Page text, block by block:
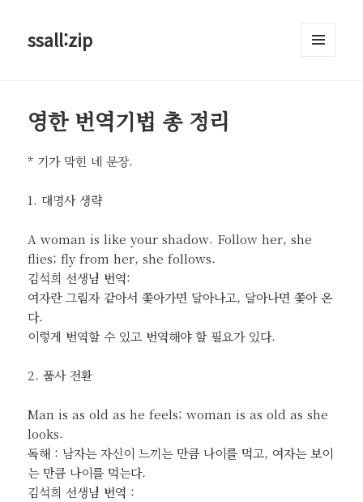
ssall:zip
영한 번역기법 총 정리
* 기가 막힌 네 문장.
1. 대명사 생략
A woman is like your shadow. Follow her, she
flies; fly from her, she follows.
김석희 선생님 번역:
여자란 그림자 같아서 쫓아가면 달아나고, 달아나면 쫓아 온
다.
이렇게 번역할 수 있고 번역해야 할 필요가 있다.
2. 품사 전환
Man is as old as he feels; woman is as old as she
looks.
독해 : 남자는 자신이 느끼는 만큼 나이를 먹고, 여자는 보이
는 만큼 나이를 먹는다.
김석희 선생님 번역 :